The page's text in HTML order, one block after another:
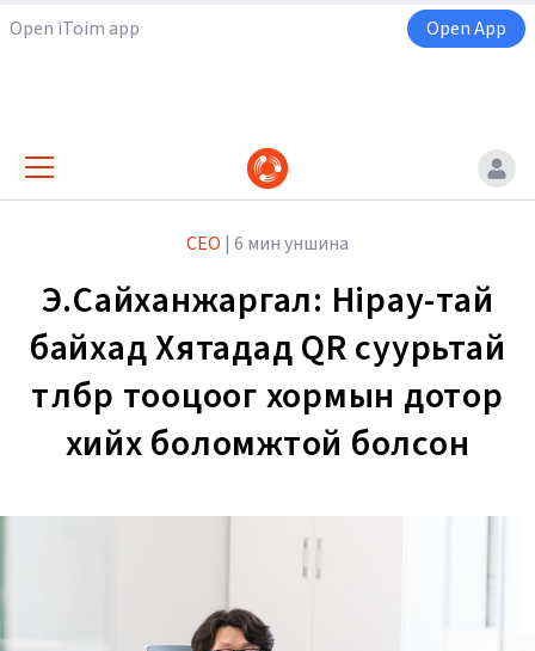
Open iToim app Open App
CEO | 6 мин уншина
Э.Сайханжаргал: Hipay-тай
байхад Хятадад QR суурьтай
төлбөр тооцоог хормын дотор
хийх боломжтой болсон